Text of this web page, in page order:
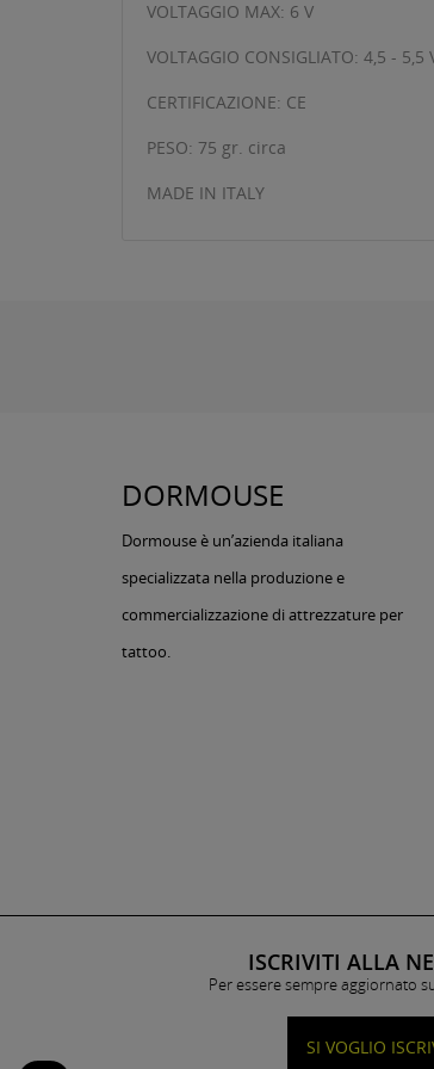
VOLTAGGIO MAX: 6 V
VOLTAGGIO CONSIGLIATO: 4,5 - 5,5
CERTIFICAZIONE: CE
PESO: 75 gr. circa
MADE IN ITALY
DORMOUSE
Dormouse è un’azienda italiana
specializzata nella produzione e
commercializzazione di attrezzature per
tattoo.
ISCRIVITI ALLA
Per essere sempre aggiornato
SI VOGLIO